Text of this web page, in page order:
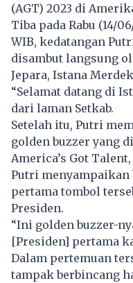
(AGT) 2023 di
Tiba pada Rabu (14/
WIB, kedatangan
disambut langsung
Jepara, Istana
“Selamat datang di
dari laman Setkab.
Setelah itu, Putri
golden buzzer yang
America’s Got
Putri
pertama tombol
Presiden.
“Ini golden buzzer-
[Presiden] pertama
Dalam pertemuan
tampak berbincang